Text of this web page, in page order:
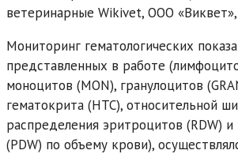
ветеринарные Wikivet, ООО «Виквет»,
Мониторинг гематологических
представленных в работе
моноцитов (MON), гранулоцитов
гематокрита (HTC), относительной
распределения эритроцитов (RDW)
(PDW) по объему крови),